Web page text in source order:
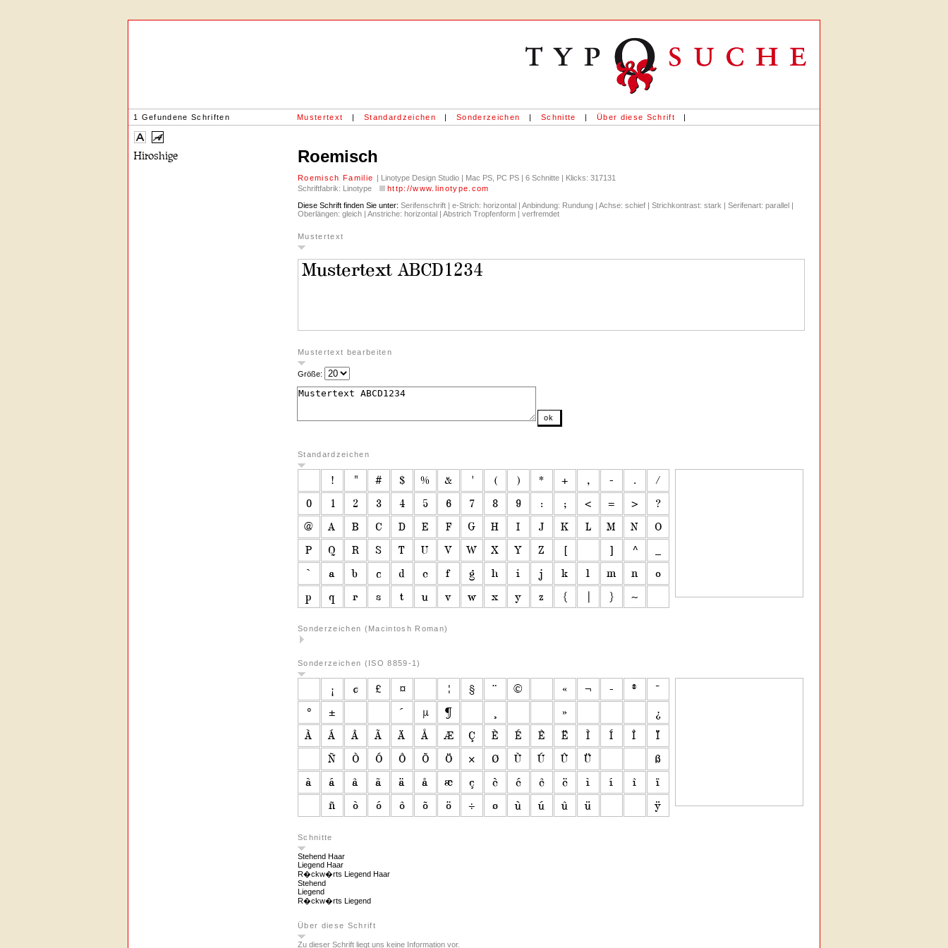
1 Gefundene Schriften Mustertext | Standardzeichen | Sonderzeichen | Schnitte | Über diese Schrift |
Roemisch
Roemisch Familie | Linotype Design Studio | Mac PS, PC PS | 6 Schnitte | Klicks: 317131
Schriftfabrik: Linotype
http://www.linotype.com
Diese Schrift finden Sie unter: Serifenschrift | e-Strich: horizontal | Anbindung: Rundung | Achse: schief | Strichkontrast: stark | Serifenart: parallel |
Oberlängen: gleich | Anstriche: horizontal | Abstrich Tropfenform | verfremdet
Mustertext
Mustertext bearbeiten
Größe:
ok
Standardzeichen
Sonderzeichen (Macintosh Roman)
Sonderzeichen (ISO 8859-1)
Schnitte
Stehend Haar
Liegend Haar
R�ckw�rts Liegend Haar
Stehend
Liegend
R�ckw�rts Liegend
Über diese Schrift
Zu dieser Schrift liegt uns keine Information vor.